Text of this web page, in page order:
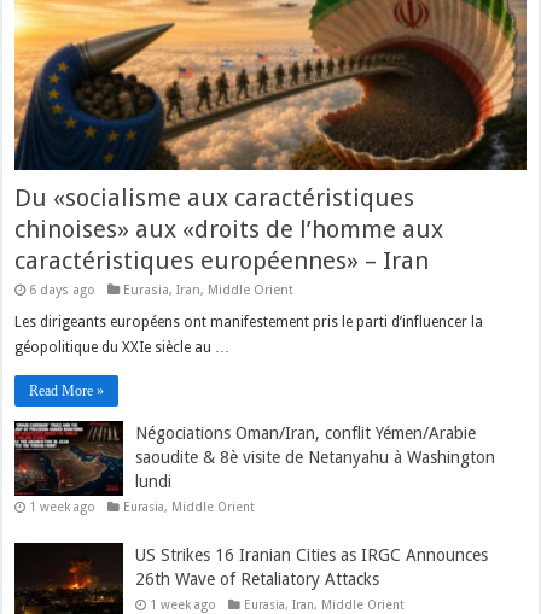
Du «socialisme aux caractéristiques
chinoises» aux «droits de l’homme aux
caractéristiques européennes» – Iran
6 days ago Eurasia,Iran, Middle Orient
Les dirigeants européens ont manifestement pris le parti d’influencer la
géopolitique du XXIe siècle au …
Read More »
Négociations Oman/Iran, conflit Yémen/Arabie
saoudite & 8è visite de Netanyahu à Washington
lundi
1 week ago Eurasia, Middle Orient
US Strikes 16 Iranian Cities as IRGC Announces
26th Wave of Retaliatory Attacks
1 week ago Eurasia,Iran, Middle Orient